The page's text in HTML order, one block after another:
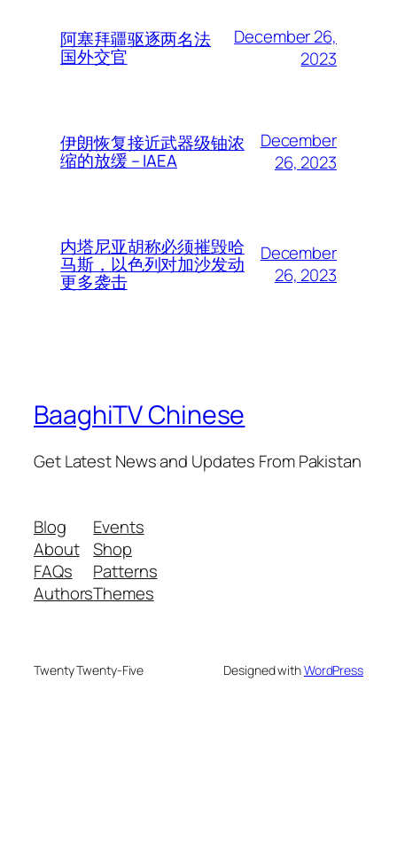
阿塞拜疆驱逐两名法
国外交官
December 26,
2023
伊朗恢复接近武器级铀浓
缩的放缓 – IAEA
December
26, 2023
内塔尼亚胡称必须摧毁哈
马斯，以色列对加沙发动
更多袭击
December
26, 2023
BaaghiTV Chinese
Get Latest News and Updates From Pakistan
Blog
About
FAQs
Authors
Events
Shop
Patterns
Themes
Twenty Twenty-Five Designed withWordPress